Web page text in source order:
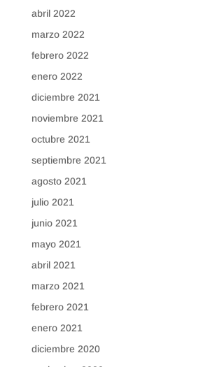
abril 2022
marzo 2022
febrero 2022
enero 2022
diciembre 2021
noviembre 2021
octubre 2021
septiembre 2021
agosto 2021
julio 2021
junio 2021
mayo 2021
abril 2021
marzo 2021
febrero 2021
enero 2021
diciembre 2020